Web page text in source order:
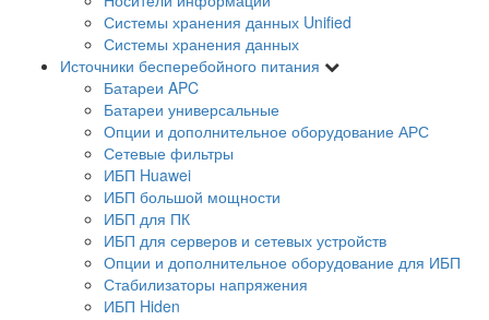
Системы хранения данных Unified
Системы хранения данных
Источники бесперебойного питания
Батареи APC
Батареи универсальные
Опции и дополнительное оборудование АРС
Сетевые фильтры
ИБП Huawei
ИБП большой мощности
ИБП для ПК
ИБП для серверов и сетевых устройств
Опции и дополнительное оборудование для ИБП
Стабилизаторы напряжения
ИБП Hiden